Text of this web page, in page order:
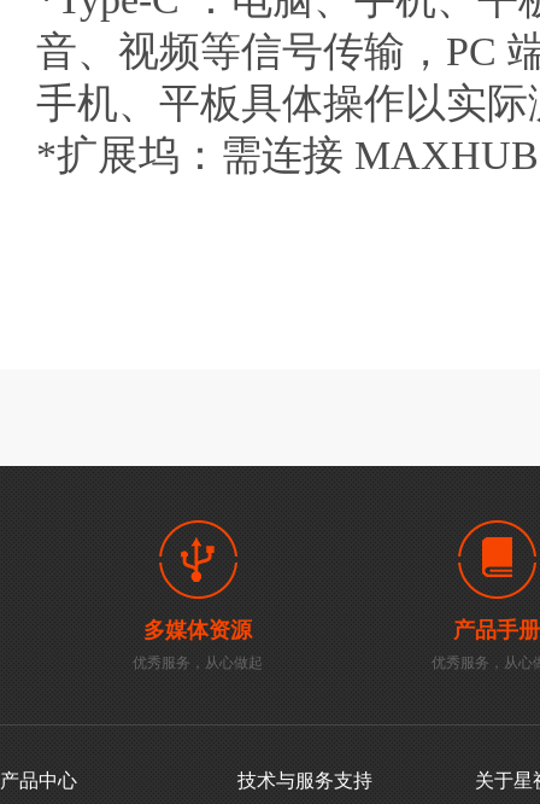
音、视频等信号传输，PC
手机、平板具体操作以实
*扩展坞：需连接
多媒体资源
优秀服务，从心做起
产品手册
优秀服务，从心
产品中心 技术与服务支持 关于星